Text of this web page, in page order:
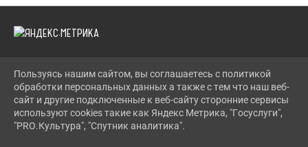
2026 Г. LENCDT.RU
ВХОД
КАРТА САЙТА
ПОЛИТИКА ОБРАБОТКИ ПЕРСОНАЛЬНЫХ ДАННЫХ
Пользуясь нашим сайтом, вы соглашаетесь с политикой
обработки персональных данных а также с тем что наш веб-
сайт и другие подключенные к веб-сайту сторонние сервисы
используют cookies такие как Яндекс Метрика, "Госуслуги",
"PRO.Культура", "Спутник аналитика".